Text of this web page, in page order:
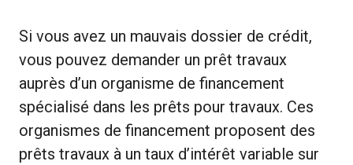
Si vous avez un mauvais dossier de crédit,
vous pouvez demander un prêt travaux
auprès d’un organisme de financement
spécialisé dans les prêts pour travaux. Ces
organismes de financement proposent des
prêts travaux à un taux d’intérêt variable sur